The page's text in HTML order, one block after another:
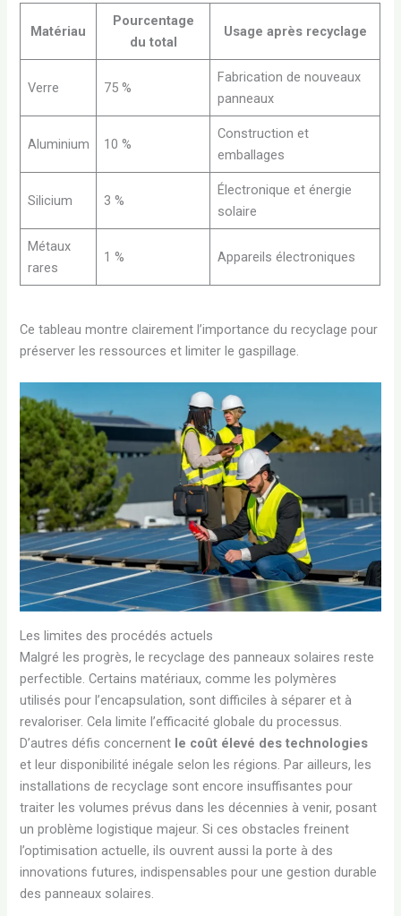
Matériau
Pourcentage
du total
Usage après recyclage
Verre 75 %
Fabrication de nouveaux
panneaux
Aluminium 10 %
Construction et
emballages
Silicium 3 %
Électronique et énergie
solaire
Métaux
rares
1 % Appareils électroniques
Ce tableau montre clairement l’importance du recyclage pour
préserver les ressources et limiter le gaspillage.
Les limites des procédés actuels
Malgré les progrès, le recyclage des panneaux solaires reste
perfectible. Certains matériaux, comme les polymères
utilisés pour l’encapsulation, sont difficiles à séparer et à
revaloriser. Cela limite l’efficacité globale du processus.
D’autres défis concernent le coût élevé des technologies
et leur disponibilité inégale selon les régions. Par ailleurs, les
installations de recyclage sont encore insuffisantes pour
traiter les volumes prévus dans les décennies à venir, posant
un problème logistique majeur. Si ces obstacles freinent
l’optimisation actuelle, ils ouvrent aussi la porte à des
innovations futures, indispensables pour une gestion durable
des panneaux solaires.